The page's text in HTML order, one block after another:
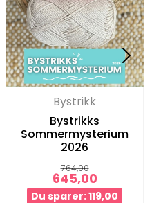
Bystrikk
Bystrikks
Sommermysterium
2026
764,00
645,00
Du sparer: 119,00